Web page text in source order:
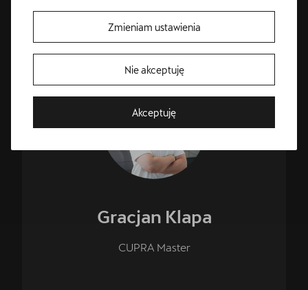
Bezpłatna Jazda Próbna
Gracjan Klapa
CUPRA Master
Zmieniam ustawienia
Nie akceptuję
Akceptuję